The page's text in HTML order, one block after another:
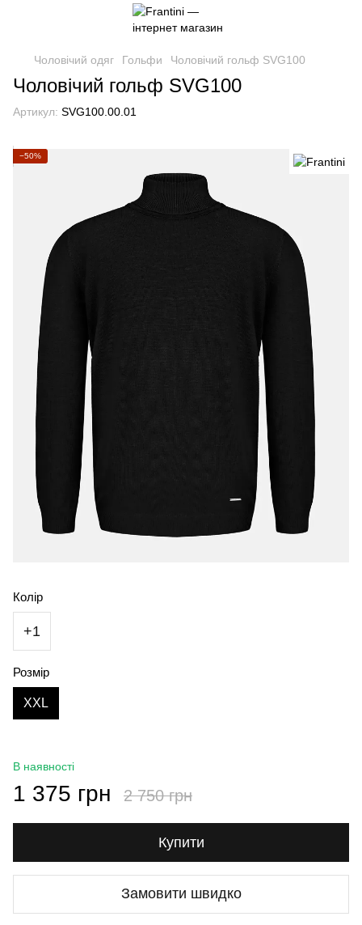
Чоловічий одяг Гольфи Чоловічий гольф SVG100
Чоловічий гольф SVG100
Артикул: SVG100.00.01
−50%
Колір
+1
Розмір
XXL
В наявності
1 375 грн 2 750 грн
Купити
Замовити швидко